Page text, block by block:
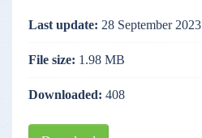
Last update: 28 September 2023
File size: 1.98 MB
Downloaded: 408